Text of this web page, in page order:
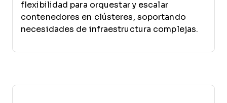
flexibilidad para orquestar y escalar
contenedores en clústeres, soportando
necesidades de infraestructura complejas.